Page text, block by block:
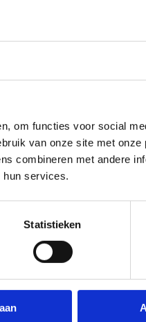
om functies voor social
van onze site met
combineren met andere
hun services.
Statistieken
je voldoende visibiliteit op
ontwikkeling. Dat kan via
met regelmaat te
is mogelijk.